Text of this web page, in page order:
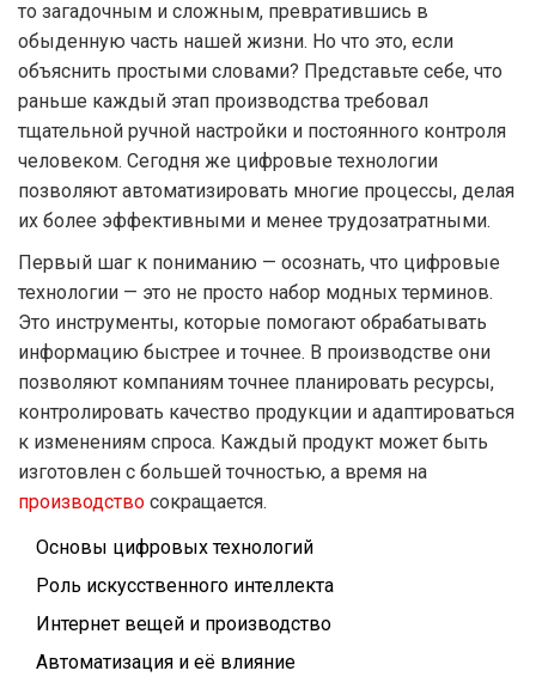
то загадочным и сложным, превратившись в
обыденную часть нашей жизни. Но что это, если
объяснить простыми словами? Представьте себе, что
раньше каждый этап производства требовал
тщательной ручной настройки и постоянного контроля
человеком. Сегодня же цифровые технологии
позволяют автоматизировать многие процессы, делая
их более эффективными и менее трудозатратными.
Первый шаг к пониманию — осознать, что цифровые
технологии — это не просто набор модных терминов.
Это инструменты, которые помогают обрабатывать
информацию быстрее и точнее. В производстве они
позволяют компаниям точнее планировать ресурсы,
контролировать качество продукции и адаптироваться
к изменениям спроса. Каждый продукт может быть
изготовлен с большей точностью, а время на
производство сокращается.
Основы цифровых технологий
Роль искусственного интеллекта
Интернет вещей и производство
Автоматизация и её влияние